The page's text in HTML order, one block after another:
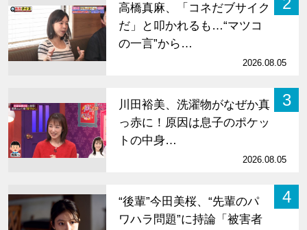
高橋真麻、「コネだブサイク
だ」と叩かれるも…“マツコ
の一言”から…
2026.08.05
3
川田裕美、洗濯物がなぜか真
っ赤に！原因は息子のポケッ
トの中身…
2026.08.05
4
“後輩”今田美桜、“先輩のパ
ワハラ問題”に持論「被害者